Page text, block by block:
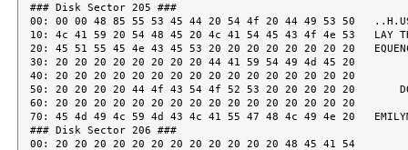
### Disk Sector 205 ###
00: 00 00 48 85 55 53 45 44 20 54 4f 20 44 49 53 50
10: 4c 41 59 20 54 48 45 20 4c 41 54 45 43 4f 4e 53   LAY THE
20: 45 51 55 45 4e 43 45 53 20 20 20 20 20 20 20 20
30: 20 20 20 20 20 20 20 20 44 41 59 54 49 4d 45 20
40: 20 20 20 20 20 20 20 20 20 20 20 20 20 20 20 20
50: 20 20 20 20 44 4f 43 54 4f 52 53 20 20 20 20 20
60: 20 20 20 20 20 20 20 20 20 20 20 20 20 20 20 20
70: 45 4d 49 4c 59 4d 43 4c 41 55 47 48 4c 49 4e 20
### Disk Sector 206 ###
00: 20 20 20 20 20 20 20 20 20 20 20 20 48 45 41 54